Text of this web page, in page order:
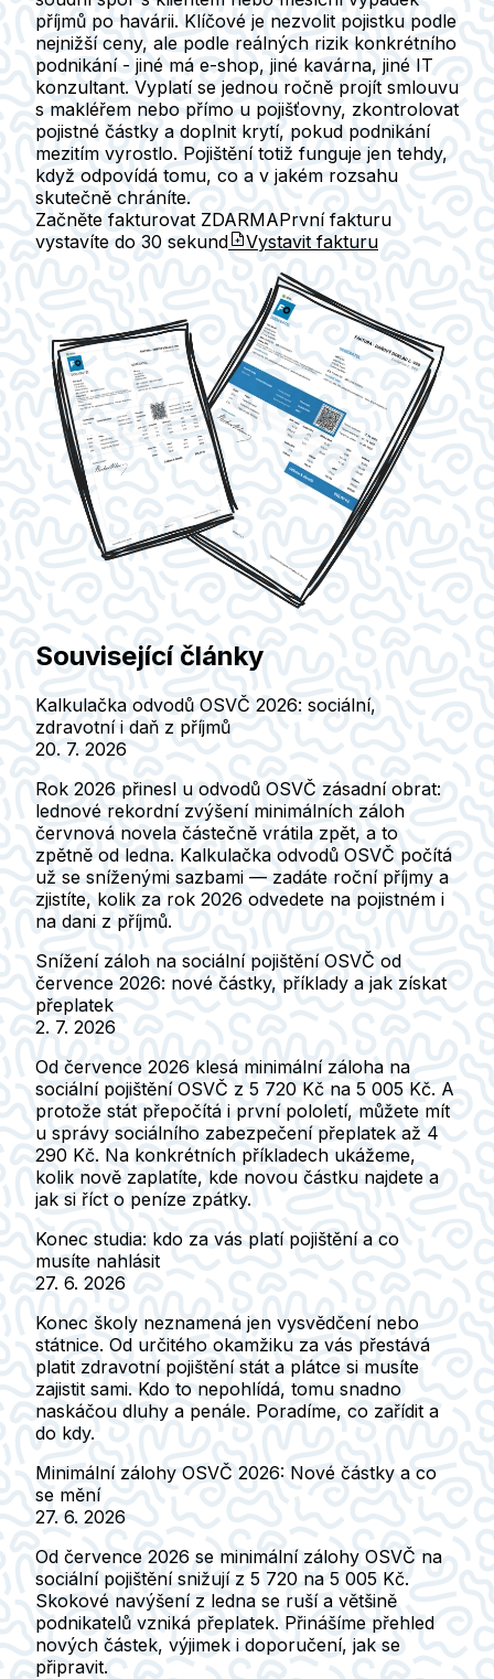
příjmů po havárii. Klíčové je nezvolit pojistku podle
nejnižší ceny, ale podle reálných rizik konkrétního
podnikání - jiné má e-shop, jiné kavárna, jiné IT
konzultant. Vyplatí se jednou ročně projít smlouvu
s makléřem nebo přímo u pojišťovny, zkontrolovat
pojistné částky a doplnit krytí, pokud podnikání
mezitím vyrostlo. Pojištění totiž funguje jen tehdy,
když odpovídá tomu, co a v jakém rozsahu
skutečně chráníte.
Začněte fakturovat ZDARMAPrvní fakturu
vystavíte do 30 sekund Vystavit fakturu
Související články
Kalkulačka odvodů OSVČ 2026: sociální,
zdravotní i daň z příjmů
20. 7. 2026
Rok 2026 přinesl u odvodů OSVČ zásadní obrat:
lednové rekordní zvýšení minimálních záloh
červnová novela částečně vrátila zpět, a to
zpětně od ledna. Kalkulačka odvodů OSVČ počítá
už se sníženými sazbami — zadáte roční příjmy a
zjistíte, kolik za rok 2026 odvedete na pojistném i
na dani z příjmů.
Snížení záloh na sociální pojištění OSVČ od
července 2026: nové částky, příklady a jak získat
přeplatek
2. 7. 2026
Od července 2026 klesá minimální záloha na
sociální pojištění OSVČ z 5 720 Kč na 5 005 Kč. A
protože stát přepočítá i první pololetí, můžete mít
u správy sociálního zabezpečení přeplatek až 4
290 Kč. Na konkrétních příkladech ukážeme,
kolik nově zaplatíte, kde novou částku najdete a
jak si říct o peníze zpátky.
Konec studia: kdo za vás platí pojištění a co
musíte nahlásit
27. 6. 2026
Konec školy neznamená jen vysvědčení nebo
státnice. Od určitého okamžiku za vás přestává
platit zdravotní pojištění stát a plátce si musíte
zajistit sami. Kdo to nepohlídá, tomu snadno
naskáčou dluhy a penále. Poradíme, co zařídit a
do kdy.
Minimální zálohy OSVČ 2026: Nové částky a co
se mění
27. 6. 2026
Od července 2026 se minimální zálohy OSVČ na
sociální pojištění snižují z 5 720 na 5 005 Kč.
Skokové navýšení z ledna se ruší a většině
podnikatelů vzniká přeplatek. Přinášíme přehled
nových částek, výjimek i doporučení, jak se
připravit.